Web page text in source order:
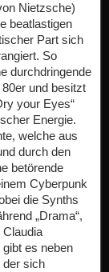
Nietzsche)
beatlastigen
Part sich
So
durchdringende
und besitzt
your Eyes“
Energie.
welche aus
durch den
betörende
Cyberpunk
die Synths
„Drama“,
es neben
der sich